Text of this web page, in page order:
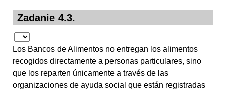
Zadanie 4.3.
Los Bancos de Alimentos no entregan los alimentos
recogidos directamente a personas particulares, sino
que los reparten únicamente a través de las
organizaciones de ayuda social que están registradas